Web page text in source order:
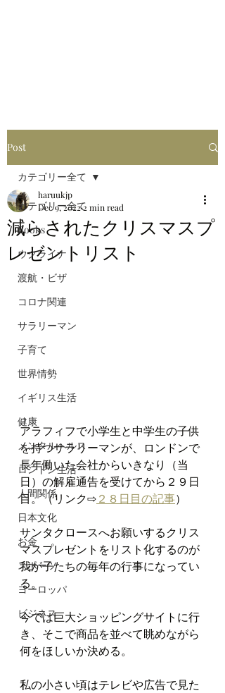
Post
カテゴリー全て
Books
ウクライナ
渡航・ビザ
コロナ関連
サラリーマン
子育て
世界情勢
イギリス生活
健康
メンタルヘルス
ロンドン生活
人間関係
日本文化
お金
スポーツ
ヨーロッパ
ビジネス
カテゴリー全て
減らされたクリスマスプ
レゼントリスト
haruukjp
Dec 9, 20222 min read
アラフィフで小学生と中学生の子供
を持つサラリーマンが、ロンドンで
長年働いた会社からいきなり（当
日）の解雇通告を受けてから２９日
目。（リンク⇨２８日目の記事）
サンタクロースへお願いするクリス
マスプレゼントをリスト化するのが
我が子たちの毎年の行事になってい
る。
今では巨大ショッピングサイトに行
き、そこで商品を並べて眺めながら
何をほしいか決める。
私の小さい頃はテレビや広告で見た